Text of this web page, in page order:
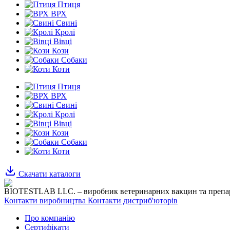
Птиця
ВРХ
Свині
Кролі
Вівці
Кози
Собаки
Коти
Птиця
ВРХ
Свині
Кролі
Вівці
Кози
Собаки
Коти
Скачати каталоги
BIOTESTLAB LLC. – виробник ветеринарних вакцин та
Контакти виробництва Контакти дистриб'юторів
Про компанію
Сертифікати